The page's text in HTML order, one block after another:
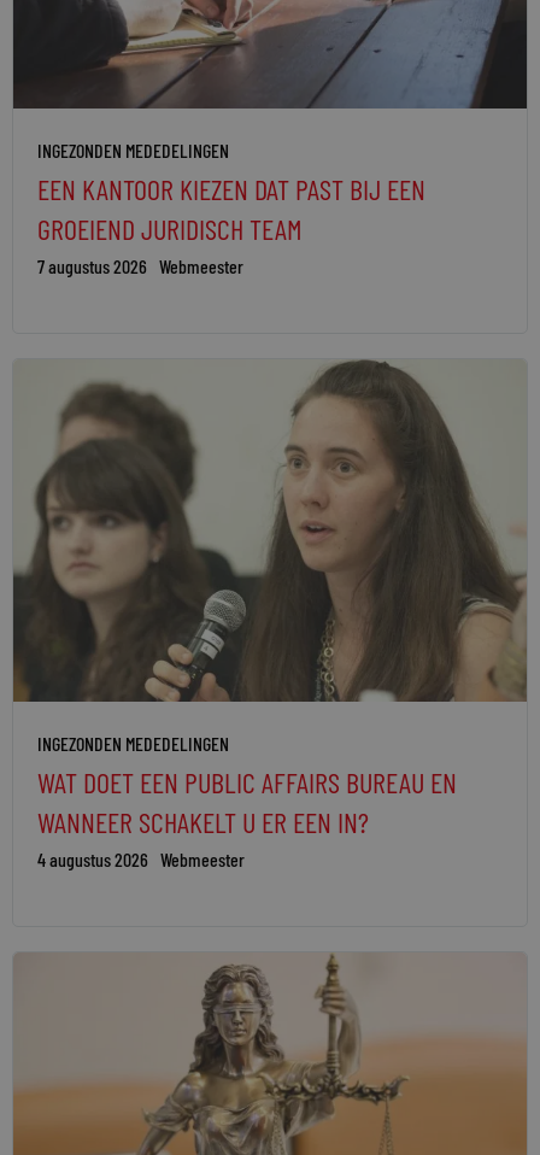
INGEZONDEN MEDEDELINGEN
EEN KANTOOR KIEZEN DAT PAST BIJ EEN
GROEIEND JURIDISCH TEAM
7 augustus 2026 Webmeester
INGEZONDEN MEDEDELINGEN
WAT DOET EEN PUBLIC AFFAIRS BUREAU EN
WANNEER SCHAKELT U ER EEN IN?
4 augustus 2026 Webmeester